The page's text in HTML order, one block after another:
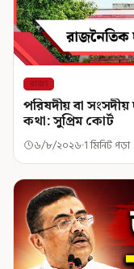
রাজ্য
পরিষদীয় বা
কথা: সুপ্রিম কোর্ট
৬/৮/২০২৬ 1 মিনিট পড়া